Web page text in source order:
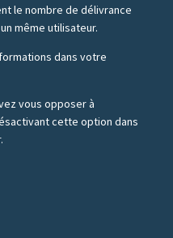
le nombre de délivrance
même utilisateur.
dans votre
vous opposer à
cette option dans